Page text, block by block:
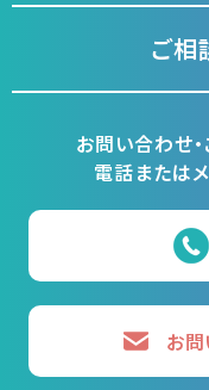
ご相
お問い合わせ
電話または
お